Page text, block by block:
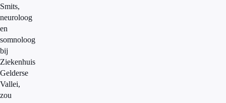
Smits,
neuroloog
en
somnoloog
bij
Ziekenhuis
Gelderse
Vallei,
zou